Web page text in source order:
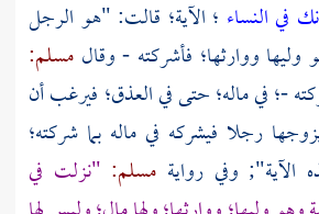
في النساء ؛ الآية؛ قالت: "هو الرجل
وليها ووارثها؛ فأشركته - وقال مسلم:
-؛ في ماله؛ حتى في العذق؛ فيرغب أن
رجلا فيشركه في ماله بما شركته؛
الآية"; وفي رواية مسلم: "نزلت في